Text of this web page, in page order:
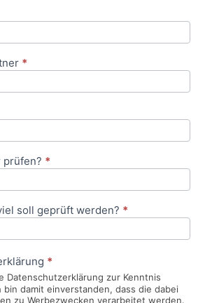
*
prüfen? *
soll geprüft werden? *
*
Datenschutzerklärung zur Kenntnis
bin damit einverstanden, dass die dabei
zu Werbezwecken verarbeitet werden.